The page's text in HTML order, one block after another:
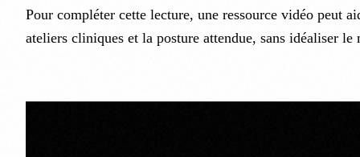
Pour compléter cette lecture, une ressource vidéo peut
ateliers cliniques et la posture attendue, sans idéaliser le